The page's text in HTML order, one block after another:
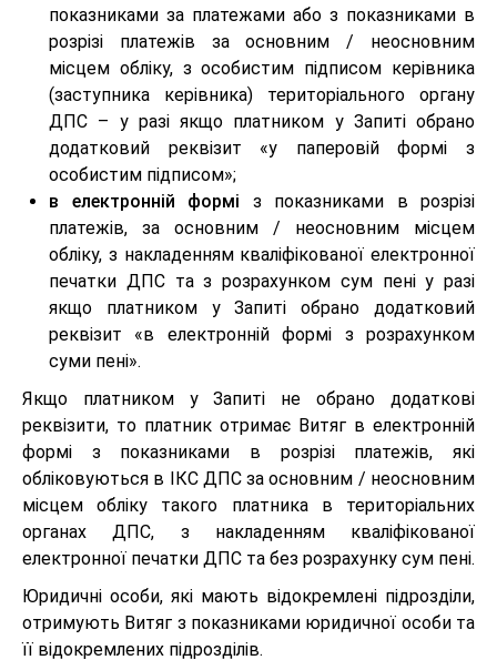
показниками за платежами або з показниками в
розрізі платежів за основним / неосновним
місцем обліку, з особистим підписом керівника
(заступника керівника) територіального органу
ДПС – у разі якщо платником у Запиті обрано
додатковий реквізит «у паперовій формі з
особистим підписом»;
в електронній формі з показниками в розрізі
платежів, за основним / неосновним місцем
обліку, з накладенням кваліфікованої електронної
печатки ДПС та з розрахунком сум пені у разі
якщо платником у Запиті обрано додатковий
реквізит «в електронній формі з розрахунком
суми пені».
Якщо платником у Запиті не обрано додаткові
реквізити, то платник отримає Витяг в електронній
формі з показниками в розрізі платежів, які
обліковуються в ІКС ДПС за основним / неосновним
місцем обліку такого платника в територіальних
органах ДПС, з накладенням кваліфікованої
електронної печатки ДПС та без розрахунку сум пені.
Юридичні особи, які мають відокремлені підрозділи,
отримують Витяг з показниками юридичної особи та
її відокремлених підрозділів.